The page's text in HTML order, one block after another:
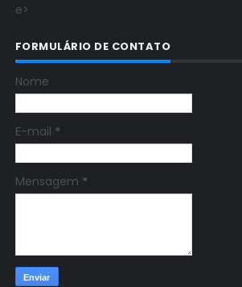
e>
FORMULÁRIO DE CONTATO
Nome
E-mail *
Mensagem *